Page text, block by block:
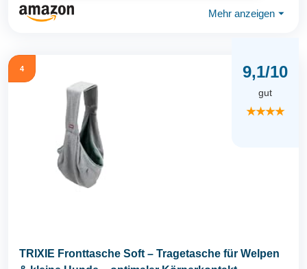
Mehr anzeigen ⏷
4 9,1/10
gut
★★★★
TRIXIE Fronttasche Soft – Tragetasche für Welpen